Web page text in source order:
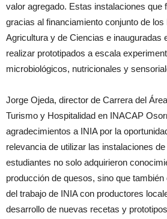
valor agregado. Estas instalaciones que
gracias al financiamiento conjunto de
Agricultura y de Ciencias e inauguradas
realizar prototipados a escala
microbiológicos, nutricionales y
Jorge Ojeda, director de Carrera del
Turismo y Hospitalidad en INACAP
agradecimientos a INIA por la
relevancia de utilizar las instalaciones
estudiantes no solo adquirieron
producción de quesos, sino que
del trabajo de INIA con productores
desarrollo de nuevas recetas y